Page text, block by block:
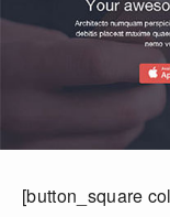
[button_square